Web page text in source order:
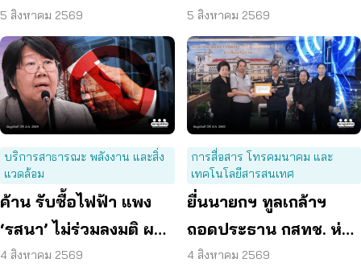
คุณสมบัติ ตามมติ
กรรมการสรรหา
5 สิงหาคม 2569
ผู้บริโภค” แสดงความคิด
เห็นโดยสุจริต
5 สิงหาคม 2569
บริการสาธารณะ พลังงาน และสิ่ง
แวดล้อม
ค้าน รับซื้อไฟฟ้า แพง
‘รสนา’ ไม่ร่วมลงมติ ผลัก
ผู้บริโภค “แบก”
4 สิงหาคม 2569
การสื่อสาร โทรคมนาคม และ
เทคโนโลยีสารสนเทศ
ยื่นนายกฯ ทูลเกล้าฯ
ถอดประธาน กสทช. ห่วง
คุ้มครองผู้บริโภคสะดุด
4 สิงหาคม 2569